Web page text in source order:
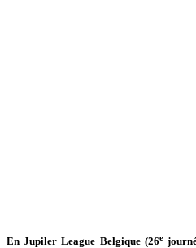
En Jupiler League Belgique (26e